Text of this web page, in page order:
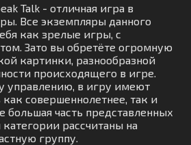
Talk - отличная игра в
Все экземпляры данного
как зрелые игры, с
Зато вы обретёте огромную
картинки, разнообразной
происходящего в игре.
управлению, в игру имеют
совершеннолетнее, так и
большая часть представленных
рассчитаны на
группу.